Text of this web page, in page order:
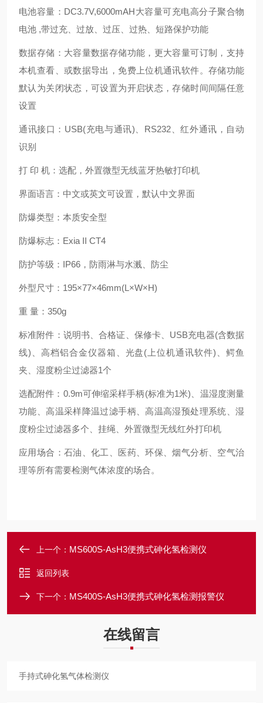
电池容量：DC3.7V,6000mAH大容量可充电高分子聚合物
电池 ,带过充、过放、过压、过热、短路保护功能
数据存储：大容量数据存储功能，更大容量可订制，支持
本机查看、或数据导出，免费上位机通讯软件。存储功能
默认为关闭状态，可设置为开启状态，存储时间间隔任意
设置
通讯接口：USB(充电与通讯)、RS232、红外通讯，自动
识别
打 印 机：选配，外置微型无线蓝牙热敏打印机
界面语言：中文或英文可设置，默认中文界面
防爆类型：本质安全型
防爆标志：Exia II CT4
防护等级：IP66，防雨淋与水溅、防尘
外型尺寸：195×77×46mm(L×W×H)
重 量：350g
标准附件：说明书、合格证、保修卡、USB充电器(含数据
线)、高档铝合金仪器箱、光盘(上位机通讯软件)、鳄鱼
夹、湿度粉尘过滤器1个
选配附件：0.9m可伸缩采样手柄(标准为1米)、温湿度测量
功能、高温采样降温过滤手柄、高温高湿预处理系统、湿
度粉尘过滤器多个、挂绳、外置微型无线红外打印机
应用场合：石油、化工、医药、环保、烟气分析、空气治
理等所有需要检测气体浓度的场合。
上一个： MS600S-AsH3便携式砷化氢检测仪
返回列表
下一个： MS400S-AsH3便携式砷化氢检测报警仪
在线留言